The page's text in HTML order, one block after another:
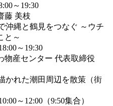
～19:30
美枝
縄と鶴見をつなぐ ～ウチ
と～
～19:30
産センター 代表取締役
れた潮田周辺を散策（街
～12:00（9:50集合）